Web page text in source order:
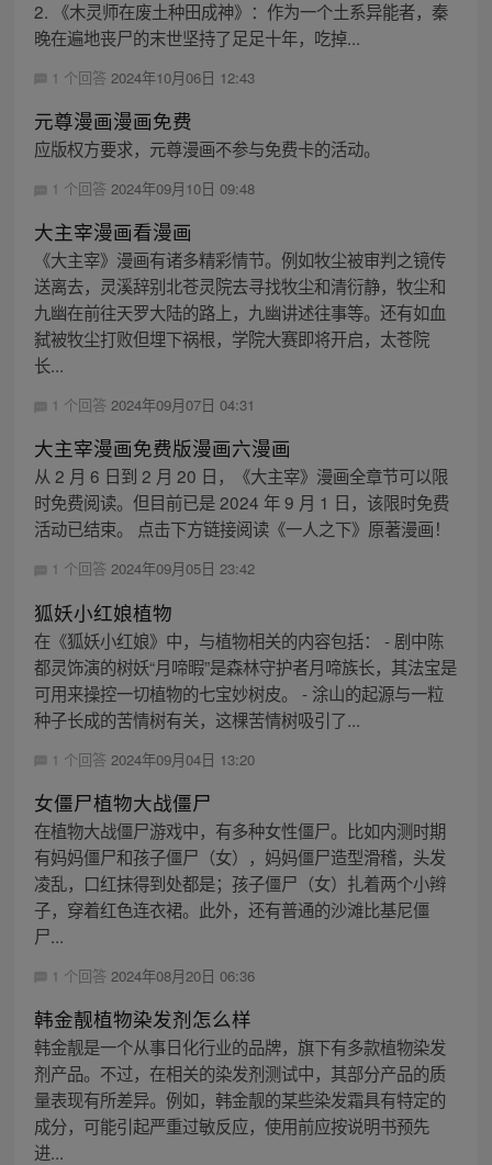
2. 《木灵师在废土种田成神》：作为一个土系异能者，秦
晚在遍地丧尸的末世坚持了足足十年，吃掉...
1 个回答 2024年10月06日 12:43
元尊漫画漫画免费
应版权方要求，元尊漫画不参与免费卡的活动。
1 个回答 2024年09月10日 09:48
大主宰漫画看漫画
《大主宰》漫画有诸多精彩情节。例如牧尘被审判之镜传
送离去，灵溪辞别北苍灵院去寻找牧尘和清衍静，牧尘和
九幽在前往天罗大陆的路上，九幽讲述往事等。还有如血
弑被牧尘打败但埋下祸根，学院大赛即将开启，太苍院
长...
1 个回答 2024年09月07日 04:31
大主宰漫画免费版漫画六漫画
从 2 月 6 日到 2 月 20 日，《大主宰》漫画全章节可以限
时免费阅读。但目前已是 2024 年 9 月 1 日，该限时免费
活动已结束。 点击下方链接阅读《一人之下》原著漫画！
1 个回答 2024年09月05日 23:42
狐妖小红娘植物
在《狐妖小红娘》中，与植物相关的内容包括： - 剧中陈
都灵饰演的树妖“月啼暇”是森林守护者月啼族长，其法宝是
可用来操控一切植物的七宝妙树皮。 - 涂山的起源与一粒
种子长成的苦情树有关，这棵苦情树吸引了...
1 个回答 2024年09月04日 13:20
女僵尸植物大战僵尸
在植物大战僵尸游戏中，有多种女性僵尸。比如内测时期
有妈妈僵尸和孩子僵尸（女），妈妈僵尸造型滑稽，头发
凌乱，口红抹得到处都是；孩子僵尸（女）扎着两个小辫
子，穿着红色连衣裙。此外，还有普通的沙滩比基尼僵
尸...
1 个回答 2024年08月20日 06:36
韩金靓植物染发剂怎么样
韩金靓是一个从事日化行业的品牌，旗下有多款植物染发
剂产品。不过，在相关的染发剂测试中，其部分产品的质
量表现有所差异。例如，韩金靓的某些染发霜具有特定的
成分，可能引起严重过敏反应，使用前应按说明书预先
进...